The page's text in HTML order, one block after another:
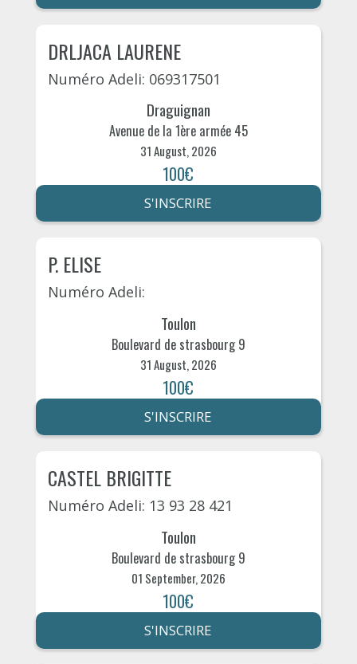
DRLJACA LAURENE
Numéro Adeli: 069317501
Draguignan
Avenue de la 1ère armée 45
31 August, 2026
100€
S'INSCRIRE
P. ELISE
Numéro Adeli:
Toulon
Boulevard de strasbourg 9
31 August, 2026
100€
S'INSCRIRE
CASTEL BRIGITTE
Numéro Adeli: 13 93 28 421
Toulon
Boulevard de strasbourg 9
01 September, 2026
100€
S'INSCRIRE